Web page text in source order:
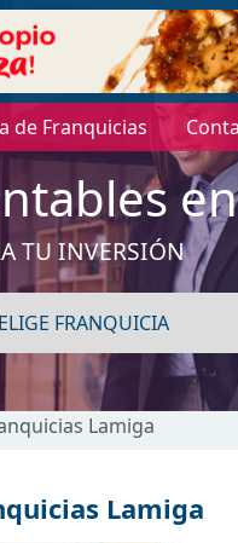
de Franquicias
TU INVERSIÓN
Lamiga
Lamiga